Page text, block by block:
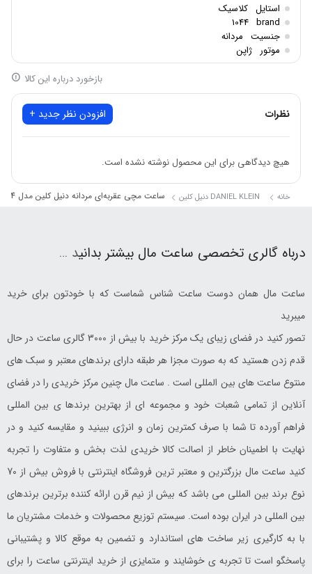
شکل قاب: گرد
جنس بند: استیل ضدزنگ
جنس شیشه: کریستال معدنی
استایل کلاسیک
brand
1044
جنسیت مردانه
موتور ژاپن
بازخورد درباره این کالا
نظرات افزودن نظر جدید +
هیچ دیدگاهی برای این محصول نوشته نشده است.
خانه DANIEL KLEIN دنیل کلین ساعت مچی عقربه‌ای مردانه دنیل کلین مدل DK.1.12878-4
درباه گالری تخصصی ساعت مال بیشتر بدانید …
ساعت مال همان دوست ساعت شناس شماست که با خودتون برای خرید
میبرید
تصور کنید در فضای زیبای یک مرکز خرید با بیش از 3000 گالری ساعت در حال
قدم زدن هستید که به صورت مجزا هر طبقه دارای برندهای معتبر و سبک های
منتوع ساعت های بین المللی است . ساعت مال چنین مرکز خریدی را در فضای
آنلاین از تمامی شعبات خود و مجموعه ای از بهترین برندها ی بین المللی
فراهم آورده تا شما با صرف کمترین زمان و انرژی ببینید و مقایسه کنید و در
نهایت با اطمینان خاطر از اصالت کالا خریدی لذت بخش و متفاوت را تجربه
کنید ساعت مال بزرگترین و معتبر ترین فروشگاه اینترنتی با فروش بیش از 70
نوع برند بین المللی می باشد که بیش از نیم قرن ارائه کننده برترین برندهای
بین المللی در ایران بوده است. سیستم توزیع محصولات و خدمات مشتریان ما
با به کارگیری زیر ساخت های استاندارد و تضمین به موقع کالا و پشتیبانی
پاسخگو است تا تجربه ی خوشایند و متمایزی از خرید اینترنتی ساعت را برای